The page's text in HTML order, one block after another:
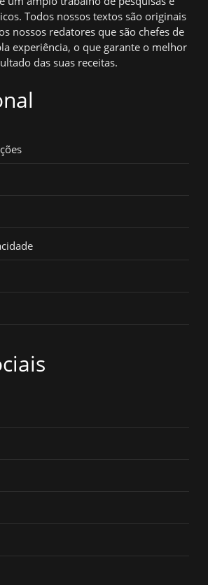
Todos nossos textos são originais
nossos redatores que são chefes de
experiência, o que garante o melhor
das suas receitas.